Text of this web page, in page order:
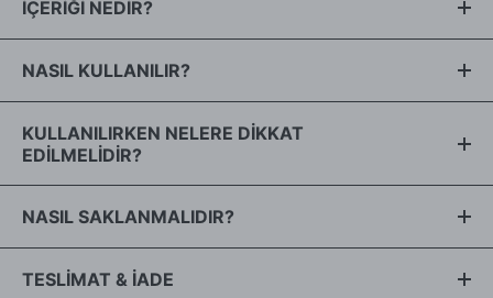
İÇERİĞİ NEDİR?
NASIL KULLANILIR?
güvenle tüketebilirsiniz.
KULLANILIRKEN NELERE DİKKAT
EDİLMELİDİR?
bekleyin.
NASIL SAKLANMALIDIR?
ışığından uzak bir yerde muhafaza edin.
TESLİMAT & İADE